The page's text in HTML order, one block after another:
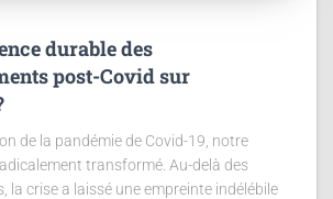
durable des
post-Covid sur
de la pandémie de Covid-19, notre
transformé. Au-delà des
la crise a laissé une empreinte indélébile